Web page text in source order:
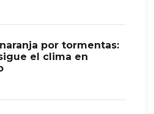
por tormentas:
el clima en